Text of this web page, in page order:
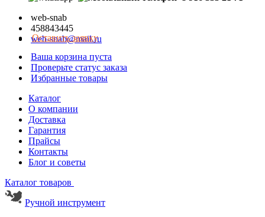
web-snab
458843445
web-snab@mail.ru
Оставить заявку
Ваша корзина пуста
Проверьте статус заказа
Избранные товары
Каталог
О компании
Доставка
Гарантия
Прайсы
Контакты
Блог и советы
Каталог товаров
Ручной инструмент